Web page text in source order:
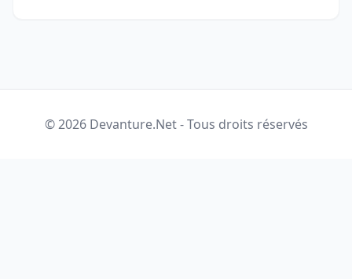
© 2026 Devanture.Net - Tous droits réservés